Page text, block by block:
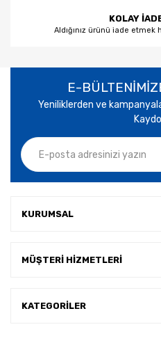
KOLAY
Aldığınız ürünü iade etmek
E-
Yeniliklerden ve
KURUMSAL
MÜŞTERİ HİZMETLERİ
KATEGORİLER